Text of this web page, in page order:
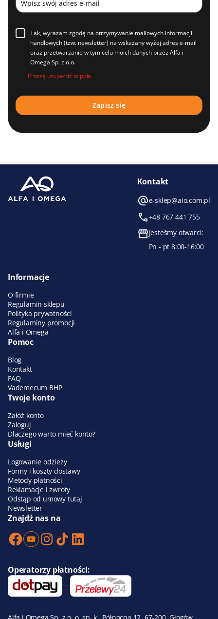
Tak, wyrażam zgodę na otrzymywanie mailowych informacji
handlowych (tzw. newsletter) na wskazany wyżej adres e-mail
oraz przetwarzanie w tym celu moich danych przez Alfa i
Omega Sp. z o.o.
Proszę uzupełnić to pole.
Kontakt
e-sklep@aio.com.pl
+48 767 441 755
Jesteśmy otwarci:
Pn - pt 8:00-16:00
Informacje
O firmie
Regulamin sklepu
Polityka prywatności
Regulaminy promocji
Alfa i Omega
Pomoc
Blog
Kontakt
FAQ
Vademecum BHP
Twoje konto
Załóż konto
Zaloguj
Dlaczego warto mieć konto?
Usługi
Logowanie odzieży
Formy i koszty dostawy
Metody płatności
Reklamacje i zwroty
Odstąp od umowy tutaj
Newsletter
Znajdź nas na
Operatorzy płatności: